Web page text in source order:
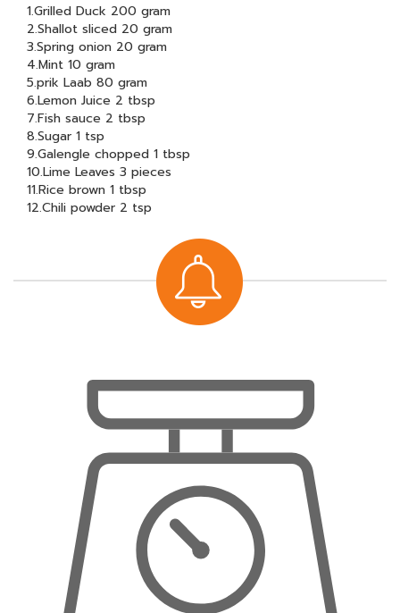
1.Grilled Duck 200 gram
2.Shallot sliced 20 gram
3.Spring onion 20 gram
4.Mint 10 gram
5.prik Laab 80 gram
6.Lemon Juice 2 tbsp
7.Fish sauce 2 tbsp
8.Sugar 1 tsp
9.Galengle chopped 1 tbsp
10.Lime Leaves 3 pieces
11.Rice brown 1 tbsp
12.Chili powder 2 tsp